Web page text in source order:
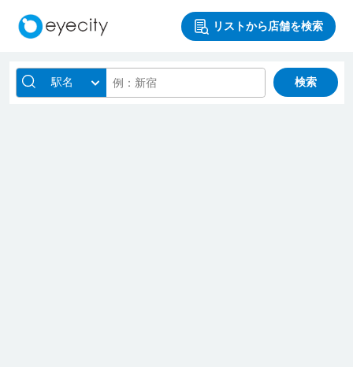
リストから店舗を検索
駅名 検索